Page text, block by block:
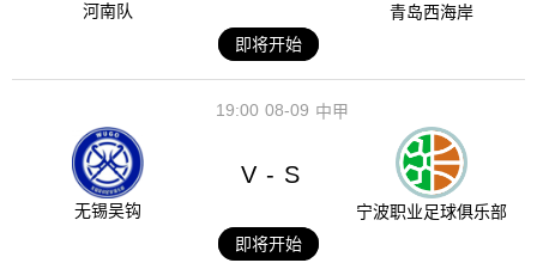
河南队
青岛西海岸
即将开始
08-09
19:00 中甲
无锡吴钩
V - S
宁波职业足球俱乐部
即将开始